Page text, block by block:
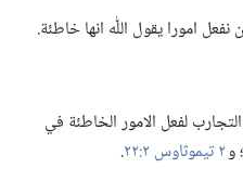
امورا يقول اللّٰه انها خاطئة.‏
لفعل الامور الخاطئة في
‏؛‏ و٢ تيموثاوس ٢:‏٢٢ ‏.‏